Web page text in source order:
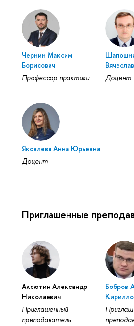
Чернин Максим
Борисович
Профессор практики
Доцент
Яковлева Анна Юрьевна
Доцент
Приглашенные
Аксютин Александр
Николаевич
Приглашенный
преподаватель
Бобров